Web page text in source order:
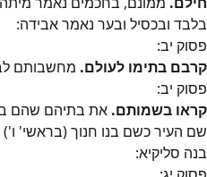
בלבד ובכסיל ובער נאמר אבידה:
פסוק יב:
קרבם בתימו לעולם. מחשבותם
פסוק יב:
קראו בשמותם. את בתיהם שהם
שם העיר כשם בנו חנוך (בראשי' ו')
בנה סליקיא: